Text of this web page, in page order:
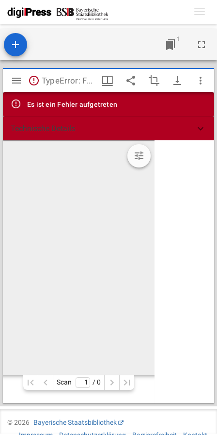
1
Mirador
Viewer
TypeError: Failed to fetch
Es ist ein Fehler aufgetreten
Technische Details
Scan / 0
©2026
Bayerische Staatsbibliothek